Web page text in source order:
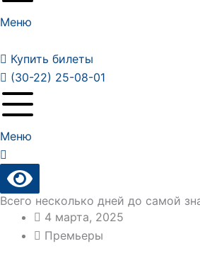
Меню
Купить билеты
(30-22) 25-08-01
Меню
Всего несколько дней до самой
4 марта, 2025
Премьеры